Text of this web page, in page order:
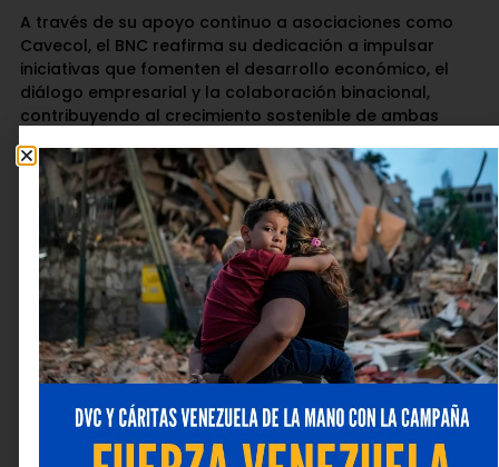
A través de su apoyo continuo a asociaciones como
Cavecol, el BNC reafirma su dedicación a impulsar
iniciativas que fomenten el desarrollo económico, el
diálogo empresarial y la colaboración binacional,
contribuyendo al crecimiento sostenible de ambas
Deja una respuesta
Tu dirección de correo electrónico no será publicada.
Los campos obligatorios están marcados con*
Comentario*